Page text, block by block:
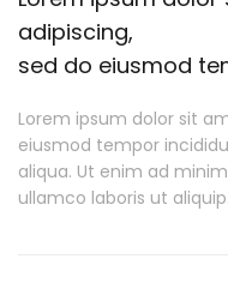
adipiscing,
sed do eiusmod
Lorem ipsum dolor sit
eiusmod tempor
aliqua. Ut enim ad
ullamco laboris ut aliquip.